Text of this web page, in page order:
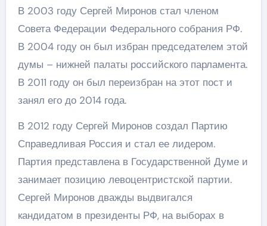
В 2003 году Сергей Миронов стал членом
Совета Федерации Федерального собрания РФ.
В 2004 году он был избран председателем этой
думы – нижней палаты российского парламента.
В 2011 году он был переизбран на этот пост и
занял его до 2014 года.
В 2012 году Сергей Миронов создал Партию
Справедливая Россия и стал ее лидером.
Партия представлена в Государственной Думе и
занимает позицию левоцентристской партии.
Сергей Миронов дважды выдвигался
кандидатом в президенты РФ, на выборах в